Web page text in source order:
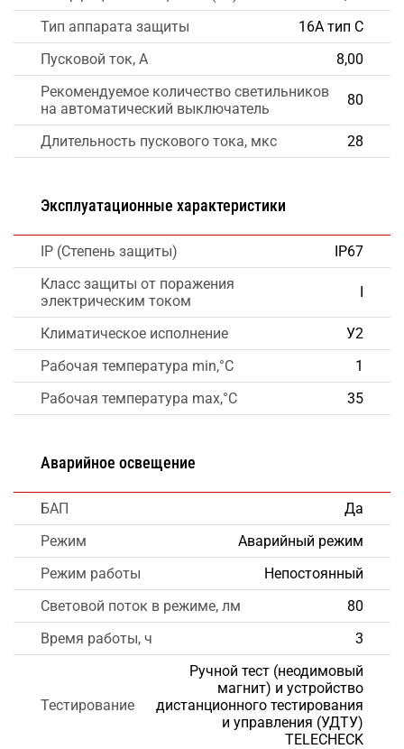
Тип аппарата защиты
16А тип С
Пусковой ток, А
8,00
Рекомендуемое количество светильников
на автоматический выключатель
80
Длительность пускового тока, мкс 28
Эксплуатационные характеристики
IP (Степень защиты)
IP67
Класс защиты от поражения
электрическим током
Климатическое исполнение
У2
Рабочая температура min,°C
1
Рабочая температура max,°C
35
Аварийное освещение
БАП
Да
Режим
Аварийный режим
Режим работы
Непостоянный
Световой поток в режиме, лм
80
Время работы, ч
3
Тестирование
Ручной тест (неодимовый
магнит) и устройство
дистанционного тестирования
и управления (УДТУ)
TELECHECK